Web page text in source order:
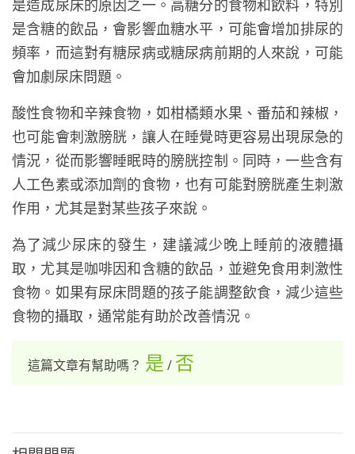
是造成尿床的原因之一。高糖分的食物和飲料，特別
是含糖的飲品，會影響血糖水平，可能會增加排尿的
頻率，而這對有糖尿病或糖尿病前期的人來說，可能
會加劇尿床問題。
酸性食物和辛辣食物，如柑橘類水果、番茄和辣椒，
也可能會刺激膀胱，讓人在睡覺時更容易出現尿急的
情況，從而影響睡眠時的膀胱控制。同時，一些含有
人工色素或添加劑的食物，也有可能對膀胱產生刺激
作用，尤其是對某些孩子來說。
為了減少尿床的發生，建議減少晚上睡前的液體攝
取，尤其是咖啡因和含糖的飲品，並避免食用刺激性
食物。如果有尿床問題的孩子能調整飲食，減少這些
食物的攝取，通常能有助於改善情況。
這篇文章有幫助嗎？ 是 / 否